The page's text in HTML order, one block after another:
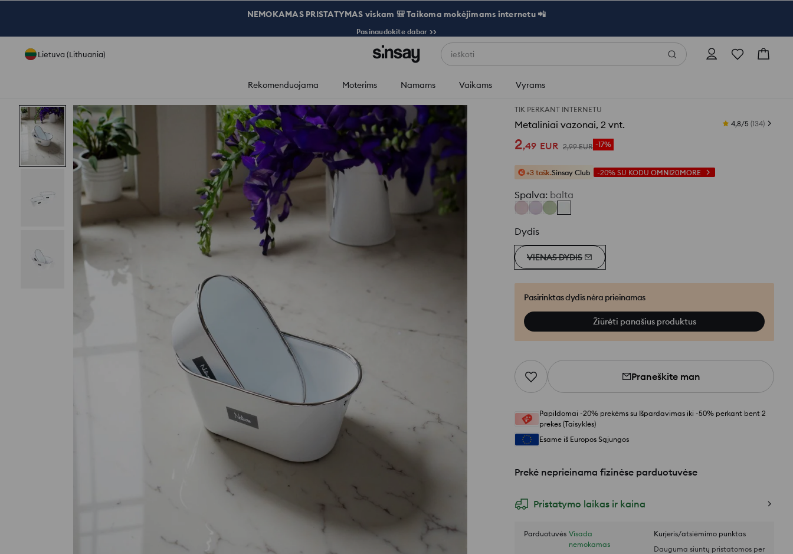
NEMOKAMAS PRISTATYMAS viskam 🎒 Taikoma mokėjimams internetu 📲
Pasinaudokite dabar >>
Lietuva (Lithuania) ieškoti
Rekomenduojama Moterims Namams Vaikams Vyrams
TIK PERKANT INTERNETU
Metaliniai vazonai, 2 vnt. 4,8/5 (134)
2,49 EUR 2,99 EUR -17%
+3 tašk.Sinsay Club -20% SU KODU OMNI20MORE
Spalva: balta
Dydis
VIENAS DYDIS
Pasirinktas dydis nėra prieinamas
Žiūrėti panašius produktus
Praneškite man
Papildomai -20% prekėms su Išpardavimas iki -50% perkant bent 2
prekes (Taisyklės)
Esame iš Europos Sąjungos
Prekė neprieinama fizinėse parduotuvėse
Pristatymo laikas ir kaina
Parduotuvės Visada
nemokamas
Kurjeris/atsiėmimo punktas
Dauguma siuntų pristatomos per